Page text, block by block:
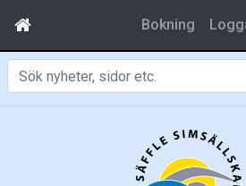
Bokning